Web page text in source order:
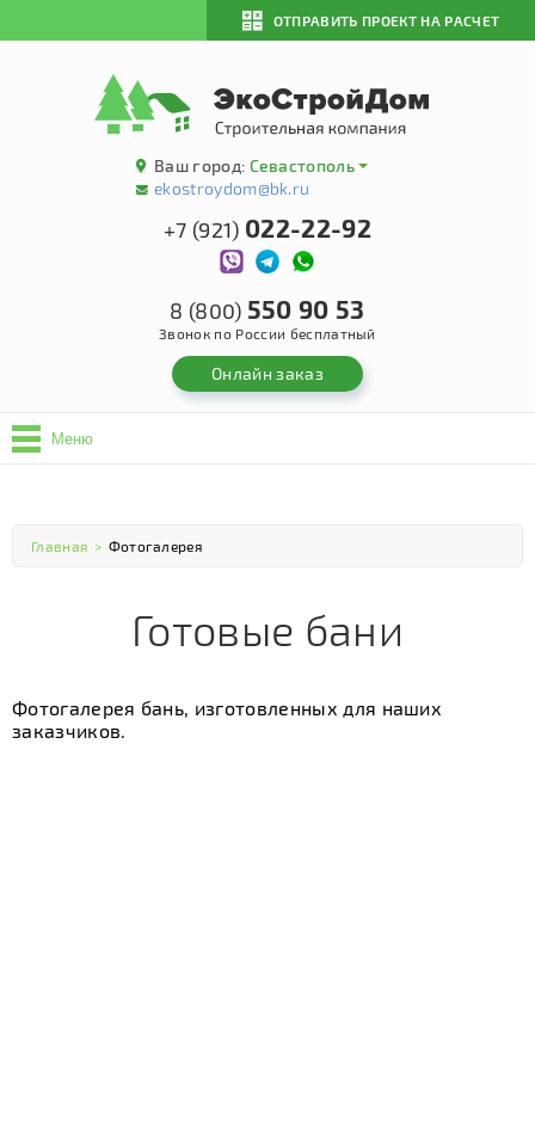
ОТПРАВИТЬ ПРОЕКТ НА РАСЧЕТ
Ваш город: Севастополь
ekostroydom@bk.ru
+7 (921) 022-22-92
8 (800) 550 90 53
Звонок по России бесплатный
Онлайн заказ
Меню
Главная > Фотогалерея
Готовые бани
Фотогалерея бань, изготовленных для наших
заказчиков.